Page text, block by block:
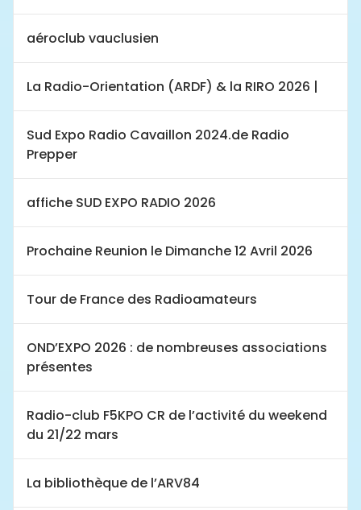
aéroclub vauclusien
La Radio-Orientation (ARDF) & la RIRO 2026 |
Sud Expo Radio Cavaillon 2024.de Radio
Prepper
affiche SUD EXPO RADIO 2026
Prochaine Reunion le Dimanche 12 Avril 2026
Tour de France des Radioamateurs
OND’EXPO 2026 : de nombreuses associations
présentes
Radio-club F5KPO CR de l’activité du weekend
du 21/22 mars
La bibliothèque de l’ARV84